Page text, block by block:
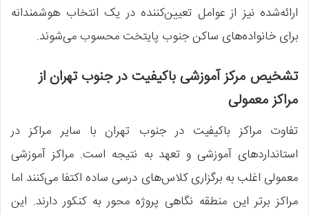
ارائه‌شده نیز از عوامل تعیین‌کننده در یک انتخاب هوشمندانه
برای خانواده‌های ساکن جنوب پایتخت محسوب می‌شوند.
تشخیص مرکز آموزشی باکیفیت در جنوب تهران از
مراکز معمولی
تفاوت مراکز باکیفیت در جنوب تهران با سایر مراکز در
استانداردهای آموزشی و تعهد به نتیجه است. مراکز آموزشی
معمولی اغلب به برگزاری کلاس‌های درسی ساده اکتفا می‌کنند اما
مراکز برتر این منطقه نگاهی پروژه محور به کنکور دارند. این